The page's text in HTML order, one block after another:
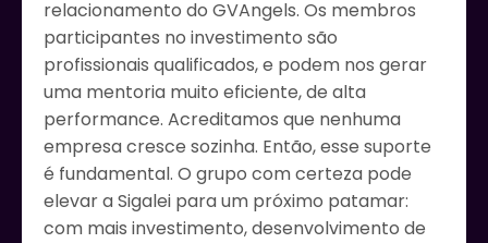
relacionamento do GVAngels. Os membros
participantes no investimento são
profissionais qualificados, e podem nos gerar
uma mentoria muito eficiente, de alta
performance. Acreditamos que nenhuma
empresa cresce sozinha. Então, esse suporte
é fundamental. O grupo com certeza pode
elevar a Sigalei para um próximo patamar:
com mais investimento, desenvolvimento de